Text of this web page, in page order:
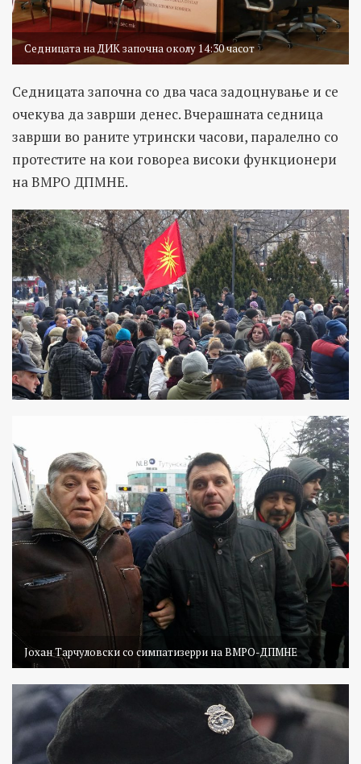
Седницата на ДИК започна околу 14:30 часот
Седницата започна со два часа задоцнување и се
очекува да заврши денес. Вчерашната седница
заврши во раните утрински часови, паралелно со
протестите на кои говореа високи функционери
на ВМРО ДПМНЕ.
Јохан Тарчуловски со симпатизерри на ВМРО-ДПМНЕ